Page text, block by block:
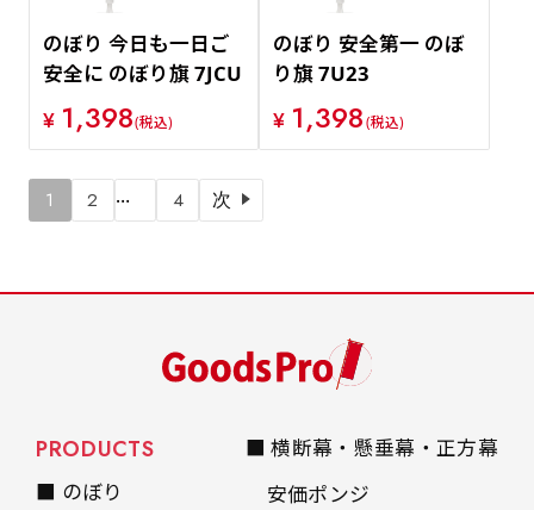
のぼり 今日も一日ご
安全に のぼり旗 7JCU
¥ 1,398(税込)
のぼり 安全第一 のぼ
り旗 7U23
¥ 1,398(税込)
1 2 … 4 次
PRODUCTS
■ のぼり
■ 横断幕・懸垂幕・正方幕
安価ポンジ